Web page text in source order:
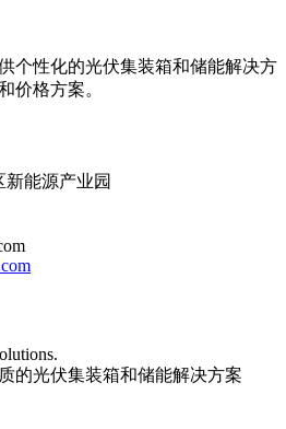
个性化的光伏集装箱和储能解决方
价格方案。
能源产业园
的光伏集装箱和储能解决方案